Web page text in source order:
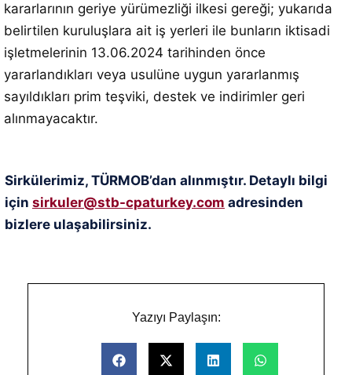
kararlarının geriye yürümezliği ilkesi gereği; yukarıda
belirtilen kuruluşlara ait iş yerleri ile bunların iktisadi
işletmelerinin 13.06.2024 tarihinden önce
yararlandıkları veya usulüne uygun yararlanmış
sayıldıkları prim teşviki, destek ve indirimler geri
alınmayacaktır.
Sirkülerimiz, TÜRMOB’dan alınmıştır. Detaylı bilgi
için sirkuler@stb-cpaturkey.com adresinden
bizlere ulaşabilirsiniz.
Yazıyı Paylaşın: